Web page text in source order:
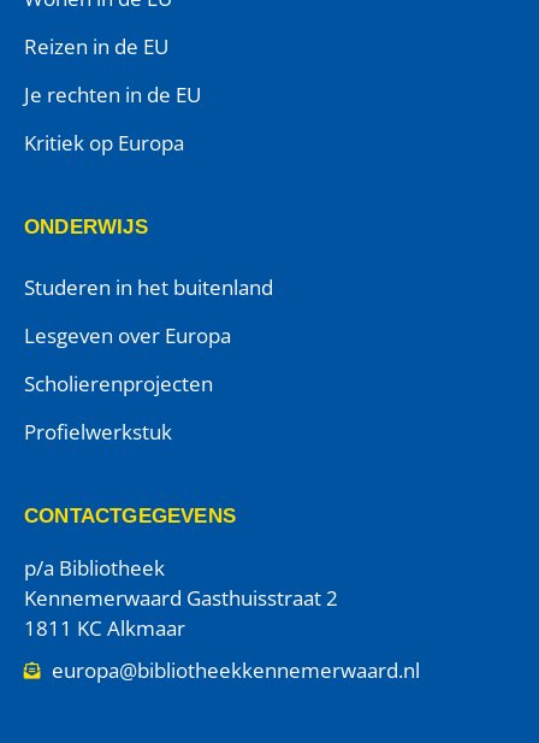
Reizen in de EU
Je rechten in de EU
Kritiek op Europa
ONDERWIJS
Studeren in het buitenland
Lesgeven over Europa
Scholierenprojecten
Profielwerkstuk
CONTACTGEGEVENS
p/a Bibliotheek
Kennemerwaard Gasthuisstraat 2
1811 KC Alkmaar
europa@bibliotheekkennemerwaard.nl